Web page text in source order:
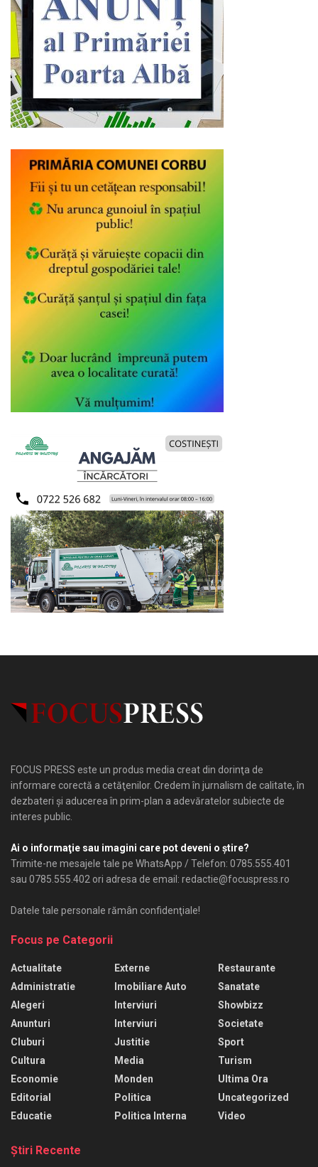
FOCUS PRESS este un produs media creat din dorinţa de
informare corectă a cetăţenilor. Credem în jurnalism de calitate, în
dezbateri şi aducerea în prim-plan a adevăratelor subiecte de
interes public.
Ai o informaţie sau imagini care pot deveni o ştire?
Trimite-ne mesajele tale pe WhatsApp / Telefon: 0785.555.401
sau 0785.555.402 ori adresa de email: redactie@focuspress.ro
Datele tale personale rămân confidenţiale!
Focus pe Categorii
Actualitate
Administratie
Alegeri
Anunturi
Cluburi
Cultura
Economie
Editorial
Educatie
Externe
Imobiliare Auto
Interviuri
Interviuri
Justitie
Media
Monden
Politica
Politica Interna
Restaurante
Sanatate
Showbizz
Societate
Sport
Turism
Ultima Ora
Uncategorized
Video
Ştiri Recente